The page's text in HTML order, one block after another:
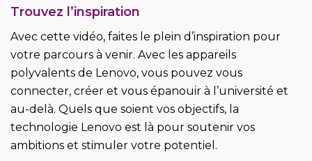
Trouvez l’inspiration
Avec cette vidéo, faites le plein d’inspiration pour
votre parcours à venir. Avec les appareils
polyvalents de Lenovo, vous pouvez vous
connecter, créer et vous épanouir à l’université et
au-delà. Quels que soient vos objectifs, la
technologie Lenovo est là pour soutenir vos
ambitions et stimuler votre potentiel.